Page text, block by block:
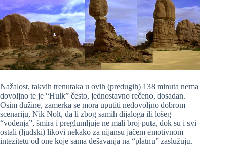
Nažalost, takvih trenutaka u ovih (predugih) 138 minuta nema
dovoljno te je “Hulk” često, jednostavno rečeno, dosadan.
Osim dužine, zamerka se mora uputiti nedovoljno dobrom
scenariju, Nik Nolt, da li zbog samih dijaloga ili lošeg
“vođenja”, šmira i preglumljuje ne mali broj puta, dok su i svi
ostali (ljudski) likovi nekako za nijansu jačem emotivnom
intezitetu od one koje sama dešavanja na “platnu” zaslužuju.